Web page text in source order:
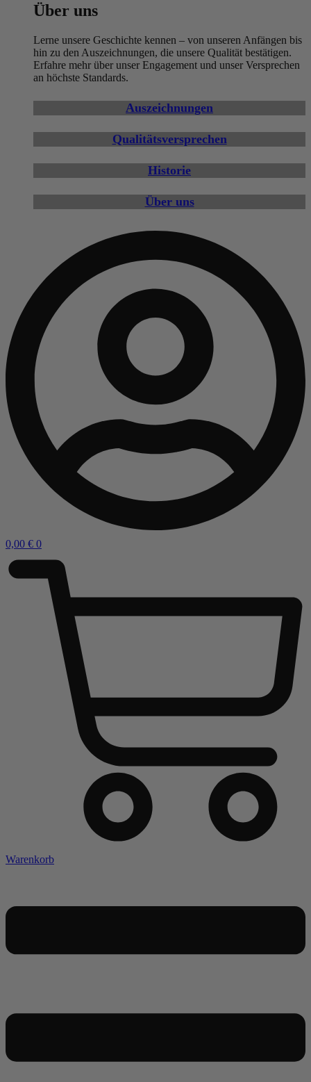
Über uns
Lerne unsere Geschichte kennen – von unseren Anfängen bis
hin zu den Auszeichnungen, die unsere Qualität bestätigen.
Erfahre mehr über unser Engagement und unser Versprechen
an höchste Standards.
Auszeichnungen
Qualitätsversprechen
Historie
Über uns
0,00 € 0
Warenkorb